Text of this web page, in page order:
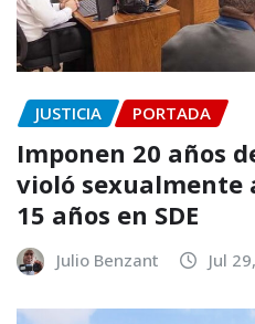
JUSTICIA PORTADA
Imponen 20 años
violó sexualmente
15 años en SDE
Julio Benzant Jul